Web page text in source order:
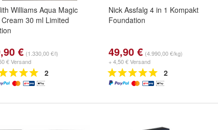
Williams Aqua Magic
30 ml Limited
€ (1.330,00 €/l)
€ Versand
2
Nick Assfalg 4 in 1 Kompakt
Foundation
49,90 € (4.990,00 €/kg)
+ 4,50 € Versand
2